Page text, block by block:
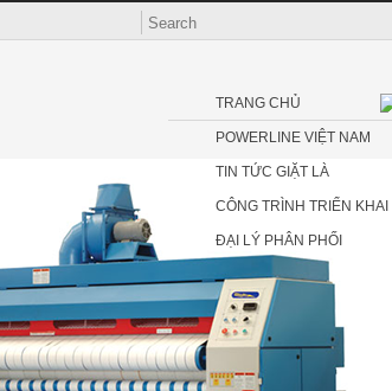
TRANG CHỦ
POWERLINE VIỆT NAM
TIN TỨC GIẶT LÀ
CÔNG TRÌNH TRIỂN KHAI
ĐẠI LÝ PHÂN PHỐI